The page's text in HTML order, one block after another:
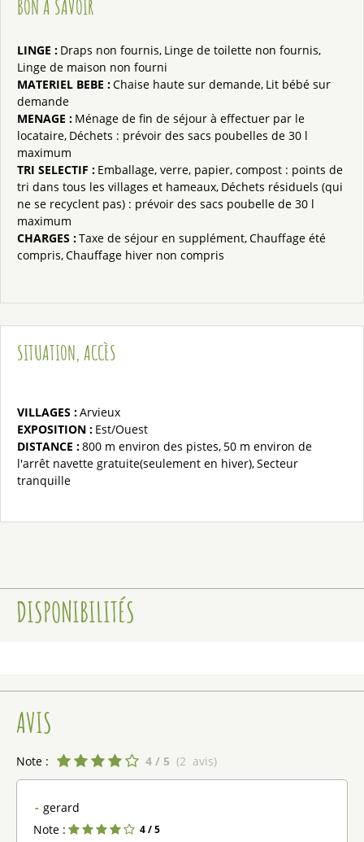
BON À SAVOIR
LINGE : Draps non fournis Linge de toilette non fournis
Linge de maison non fourni
MATERIEL BEBE :Chaise haute sur demande Lit bébé sur
demande
MENAGE : Ménage de fin de séjour à effectuer par le
locataire Déchets : prévoir des sacs poubelles de 30 l
maximum
TRI SELECTIF : Emballage, verre, papier, compost : points de
tri dans tous les villages et hameaux Déchets résiduels (qui
ne se recyclent pas) : prévoir des sacs poubelle de 30 l
maximum
CHARGES :Taxe de séjour en supplément Chauffage été
compris Chauffage hiver non compris
SITUATION, ACCÈS
VILLAGES :Arvieux
EXPOSITION : Est/Ouest
DISTANCE :800 m environ des pistes 50 m environ de
l'arrêt navette gratuite(seulement en hiver) Secteur
tranquille
DISPONIBILITÉS
AVIS
Note : 4 / 5 (2 avis)
gerard
Note :
4 / 5